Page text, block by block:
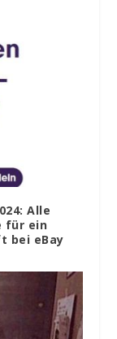
Alle
für ein
bei eBay